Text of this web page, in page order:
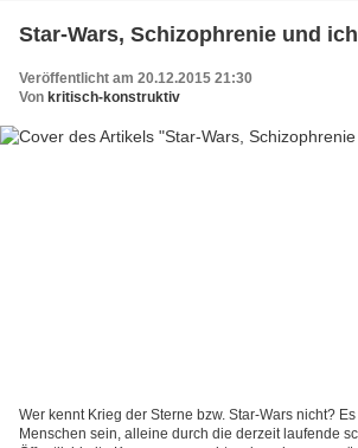
Star-Wars, Schizophrenie und ich
Veröffentlicht am 20.12.2015 21:30
Von kritisch-konstruktiv
Wer kennt Krieg der Sterne bzw. Star-Wars nicht?
Menschen sein, alleine durch die derzeit laufende